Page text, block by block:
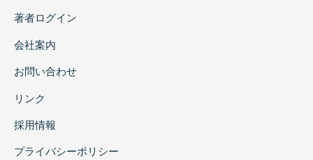
著者ログイン
会社案内
お問い合わせ
リンク
採用情報
プライバシーポリシー